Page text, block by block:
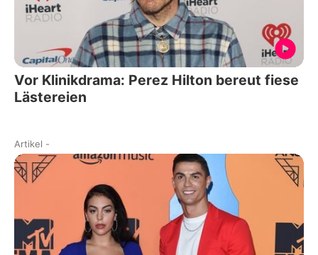
Vor Klinikdrama: Perez Hilton bereut fiese
Lästereien
Artikel -